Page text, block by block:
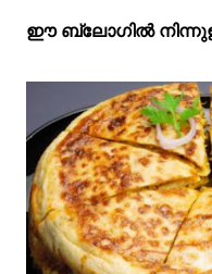
ഈ ബ്ലോഗിൽ